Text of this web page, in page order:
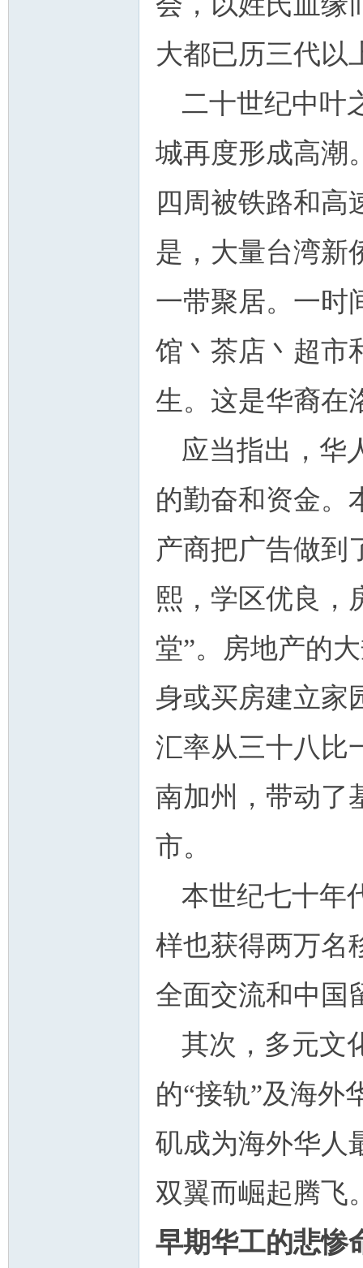
大都已历三代以
二十世纪中叶
城再度形成高潮
四周被铁路和高
是，大量台湾新
一带聚居。一时
馆丶茶店丶超市
生。这是华裔在
应当指出，华
的勤奋和资金。
产商把广告做到
熙，学区优良，
堂”。房地产的
身或买房建立家
汇率从三十八比
南加州，带动了
市。
本世纪七十年
样也获得两万名
全面交流和中国
其次，多元文
的“接轨”及海外
矶成为海外华人
双翼而崛起腾飞
早期华工的悲惨